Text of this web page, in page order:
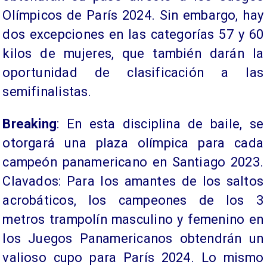
Olímpicos de París 2024. Sin embargo, hay
dos excepciones en las categorías 57 y 60
kilos de mujeres, que también darán la
oportunidad de clasificación a las
semifinalistas.
Breaking: En esta disciplina de baile, se
otorgará una plaza olímpica para cada
campeón panamericano en Santiago 2023.
Clavados: Para los amantes de los saltos
acrobáticos, los campeones de los 3
metros trampolín masculino y femenino en
los Juegos Panamericanos obtendrán un
valioso cupo para París 2024. Lo mismo